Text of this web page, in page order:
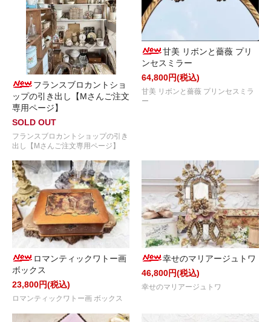
フランスブロカントショ
ップの引き出し【Mさんご注文
専用ページ】
SOLD OUT
フランスブロカントショップの引き
出し【Mさんご注文専用ページ】
甘美 リボンと薔薇 プリ
ンセスミラー
64,800円(税込)
甘美 リボンと薔薇 プリンセスミラ
ー
ロマンティックワトー画
ボックス
23,800円(税込)
ロマンティックワトー画 ボックス
幸せのマリアージュトワ
46,800円(税込)
幸せのマリアージュトワ